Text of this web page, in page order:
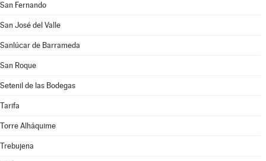
San Fernando
San José del Valle
Sanlúcar de Barrameda
San Roque
Setenil de las Bodegas
Tarifa
Torre Alháquime
Trebujena